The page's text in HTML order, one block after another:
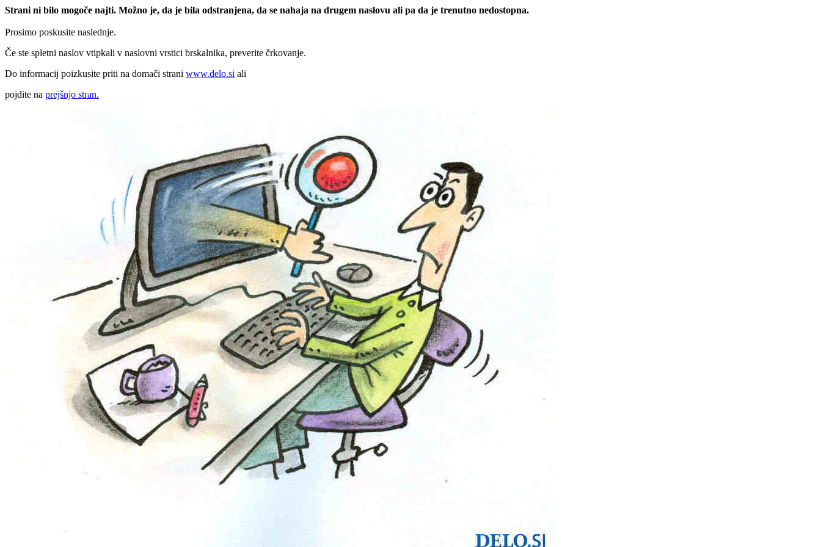
Strani ni bilo mogoče najti. Možno je, da je bila odstranjena, da se nahaja na drugem naslovu ali pa da je trenutno nedostopna.
Prosimo poskusite naslednje.
Če ste spletni naslov vtipkali v naslovni vrstici brskalnika, preverite črkovanje.
Do informacij poizkusite priti na domači strani www.delo.si ali
pojdite na prejšnjo stran.